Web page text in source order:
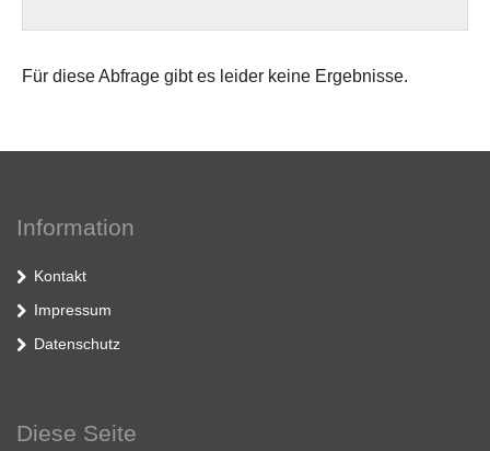
Für diese Abfrage gibt es leider keine Ergebnisse.
Information
Kontakt
Impressum
Datenschutz
Diese Seite